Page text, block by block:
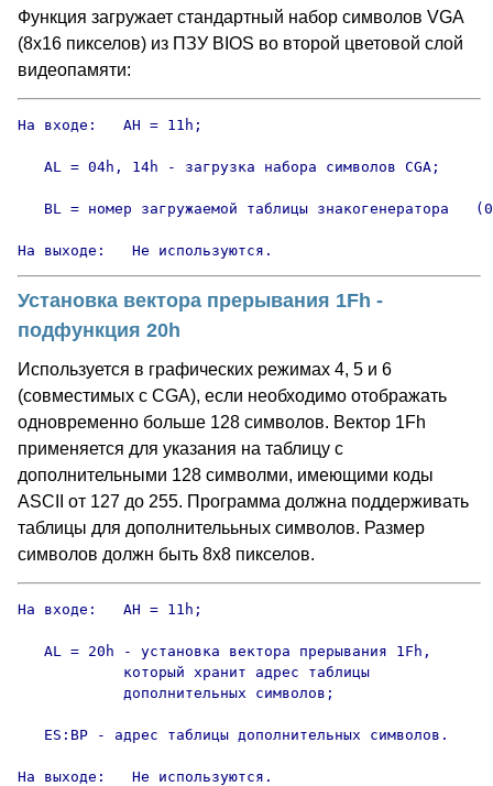
Функция загружает стандартный набор символов VGA
(8х16 пикселов) из ПЗУ BIOS во второй цветовой слой
видеопамяти:
На входе:   AH = 11h;
   AL = 04h, 14h - загрузка набора символов CGA;
BL = номер загружаемой таблицы знакогенератора
На выходе:   Не используются.
Установка вектора прерывания 1Fh -
подфункция 20h
Используется в графических режимах 4, 5 и 6
(совместимых с CGA), если необходимо отображать
одновременно больше 128 символов. Вектор 1Fh
применяется для указания на таблицу с
дополнительными 128 символми, имеющими коды
ASCII от 127 до 255. Программа должна поддерживать
таблицы для дополнителььных символов. Размер
символов должн быть 8х8 пикселов.
На входе:   AH = 11h;
   AL = 20h - установка вектора прерывания 1Fh,
            который хранит адрес таблицы
            дополнительных символов;
   ES:BP - адрес таблицы дополнительных символов.
На выходе:   Не используются.